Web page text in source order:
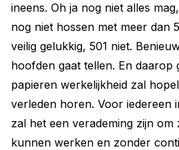
ineens. Oh ja nog niet alles
nog niet hossen met meer dan
veilig gelukkig, 501 niet.
hoofden gaat tellen. En daarop
papieren werkelijkheid zal
verleden horen. Voor iedereen
zal het een verademing zijn
kunnen werken en zonder